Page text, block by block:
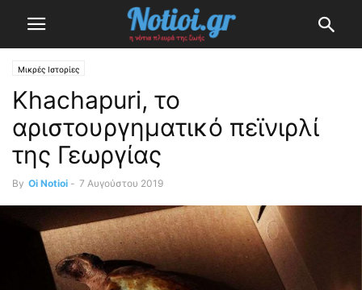
Μικρές Ιστορίες
Khachapuri, το
αριστουργηματικό πεϊνιρλί
της Γεωργίας
By Oi Notioi - 7 Αυγούστου 2019